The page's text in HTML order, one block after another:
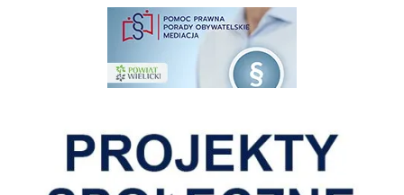
pomoc prawna wieliczka